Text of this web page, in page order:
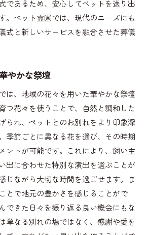
であるため、安心してペットを送り出
。ペット霊園では、現代のニーズにも
式と新しいサービスを融合させた葬儀
やかな祭壇
は、地域の花々を用いた華やかな祭壇
つ花々を使うことで、自然と調和した
られ、ペットとのお別れをより印象深
季節ごとに異なる花を選び、その時期
ントが可能です。これにより、飼い主
出に合わせた特別な演出を選ぶことが
じながら大切な時間を過ごせます。ま
とで地元の豊かさを感じることがで
できた日々を振り返る良い機会にもな
単なる別れの場ではなく、感謝や愛を